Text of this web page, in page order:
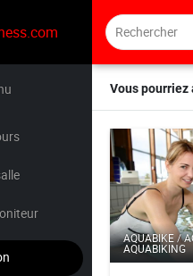
Vous pourriez
AQUABIKE /
AQUABIKING